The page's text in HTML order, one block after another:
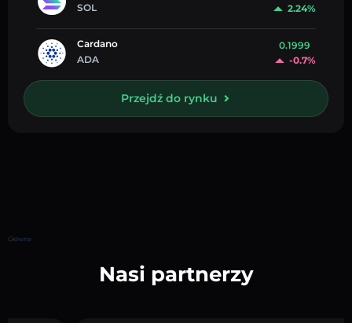
SOL
2.24%
Cardano
ADA
0.1999
-0.7%
Przejdź do rynku
Główna
Nasi partnerzy